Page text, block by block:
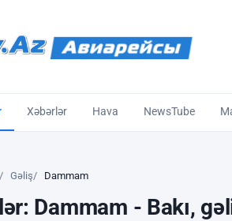
Xəbərlər Hava NewsTube
Gəliş Dammam
Dammam - Bakı,